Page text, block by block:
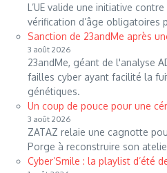
L’UE valide une initiative
vérification d’âge obligatoires
Sanction de 23andMe après
3 août 2026
23andMe, géant de l'analyse
failles cyber ayant facilité la
génétiques.
Un coup de pouce pour une
3 août 2026
ZATAZ relaie une cagnotte
Porge à reconstruire son
Cyber’Smile : la playlist d’été